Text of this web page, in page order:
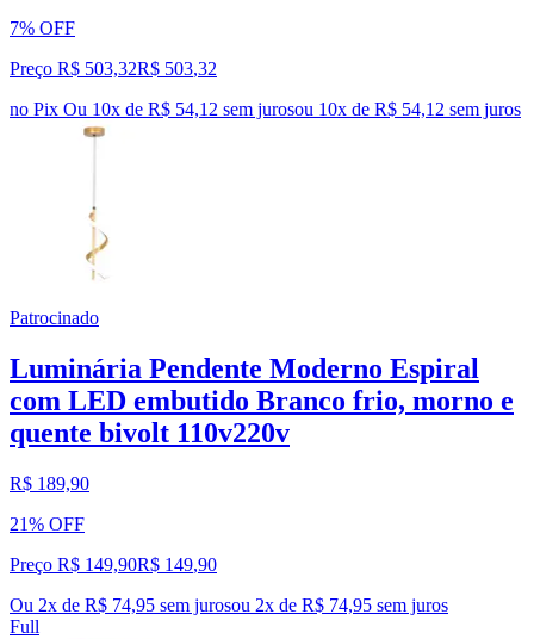
7% OFF
Preço R$ 503,32R$ 503,32
no Pix Ou 10x de R$ 54,12 sem jurosou 10x de R$ 54,12 sem juros
Patrocinado
Luminária Pendente Moderno Espiral
com LED embutido Branco frio, morno e
quente bivolt 110v220v
R$ 189,90
21% OFF
Preço R$ 149,90R$ 149,90
Ou 2x de R$ 74,95 sem jurosou 2x de R$ 74,95 sem juros
Full